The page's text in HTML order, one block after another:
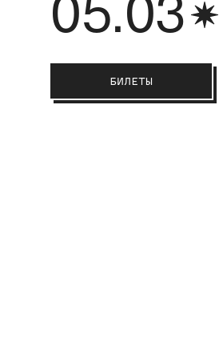
05.03
БИЛЕТЫ